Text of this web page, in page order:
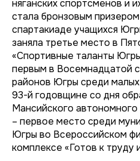
няганских спортсменов и
стала бронзовым
спартакиаде учащихся
заняла третье место в
«Спортивные таланты
первым в Восемнадцатой
районов Югры среди
93-й годовщине со дня
Мансийского
– первое место среди
Югры во Всероссийском
комплексе «Готов к труду